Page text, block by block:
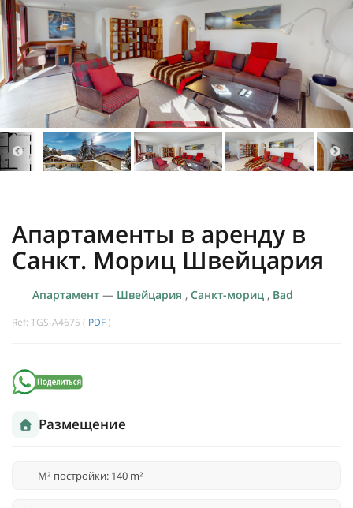
Апартаменты в аренду в
Санкт. Мориц Швейцария
Апартамент — Швейцария , Санкт-мориц , Bad
Ref: TGS-A4675 ( PDF )
Размещение
M² постройки: 140 m²